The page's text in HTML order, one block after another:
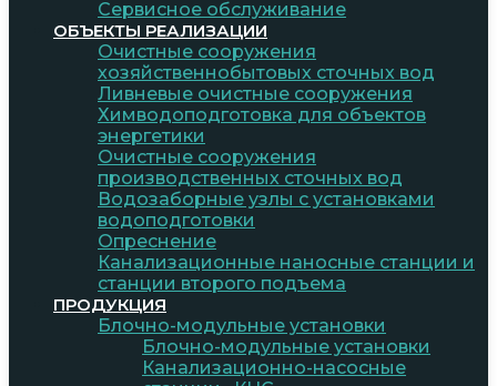
Сервисное обслуживание
ОБЪЕКТЫ РЕАЛИЗАЦИИ
Очистные сооружения
хозяйственнобытовых сточных вод
Ливневые очистные сооружения
Химводоподготовка для объектов
энергетики
Очистные сооружения
производственных сточных вод
Водозаборные узлы с установками
водоподготовки
Опреснение
Канализационные наносные станции и
станции второго подъема
ПРОДУКЦИЯ
Блочно-модульные установки
Блочно-модульные установки
Канализационно-насосные